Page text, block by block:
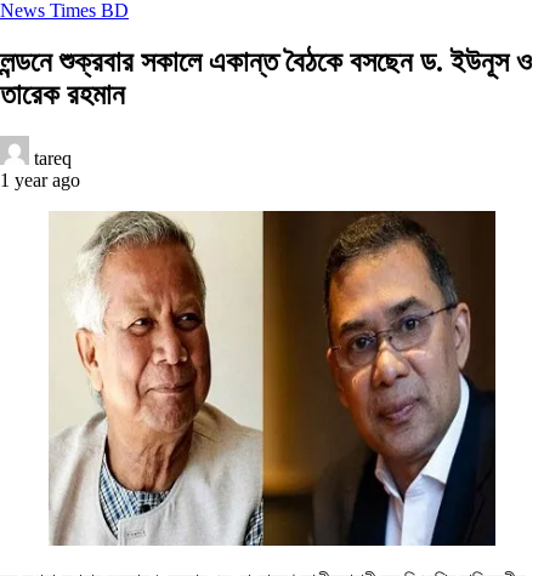
News Times BD
লন্ডনে শুক্রবার সকালে একান্ত বৈঠকে বসছেন ড. ইউনূস ও
তারেক রহমান
tareq
1 year ago